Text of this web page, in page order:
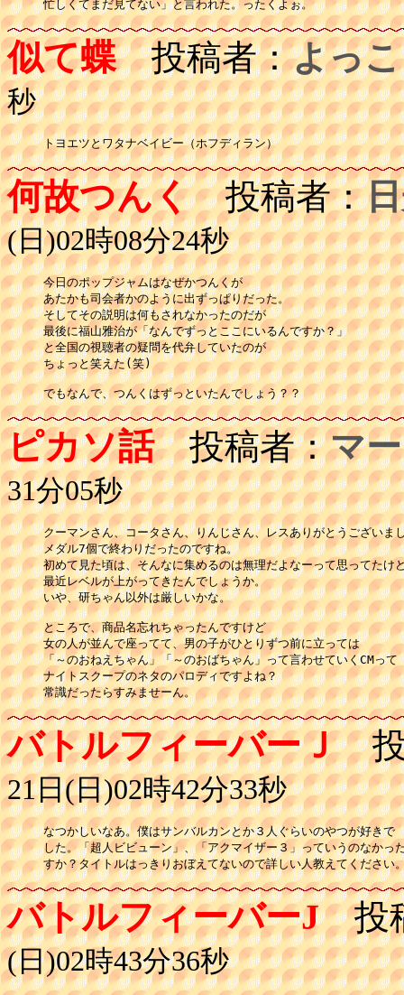
忙しくてまだ見てない」と言われた。ったくよぉ。
似て蝶投稿者：よっこ
秒
何故つんく投稿者：
(日)02時08分24秒
今日のポップジャムはなぜかつんくが
あたかも司会者かのように出ずっぱりだった。
そしてその説明は何もされなかったのだが
最後に福山雅治が「なんでずっとここにいるんですか？」
と全国の視聴者の疑問を代弁していたのが
ちょっと笑えた(笑)
でもなんで、つんくはずっといたんでしょう？？
ピカソ話投稿者：マ
31分05秒
クーマンさん、コータさん、りんじさん、レスありがとうございま
メダル7個で終わりだったのですね。
初めて見た頃は、そんなに集めるのは無理だよなーって思ってたけ
最近レベルが上がってきたんでしょうか。
いや、研ちゃん以外は厳しいかな。
ところで、商品名忘れちゃったんですけど
女の人が並んで座ってて、男の子がひとりずつ前に立っては
「～のおねえちゃん」「～のおばちゃん」って言わせていくCMって
ナイトスクープのネタのパロディですよね？
常識だったらすみませーん。
バトルフィーバーＪ投
21日(日)02時42分33秒
なつかしいなあ。僕はサンバルカンとか３人ぐらいのやつが好きで
した。「超人ビビューン」、「アクマイザー３」っていうのなかっ
すか？タイトルはっきりおぼえてないので詳しい人教えてください
バトルフィーバーJ投
(日)02時43分36秒